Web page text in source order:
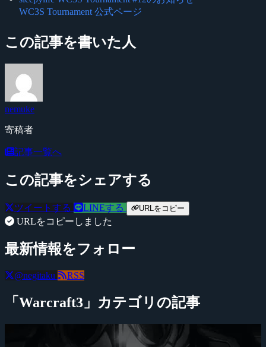
WC3S Tournament 公式ページ
この記事を書いた人
nemuke
寄稿者
記事一覧へ
この記事をシェアする
ツイートする LINEする URLをコピー
URLをコピーしました
最新情報をフォロー
@negitaku RSS
「Warcraft3」カテゴリの記事